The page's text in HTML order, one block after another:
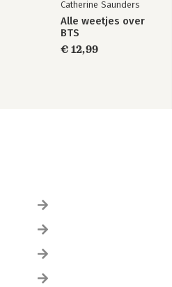
Catherine Saunders
Alle weetjes over
BTS
€ 12,99